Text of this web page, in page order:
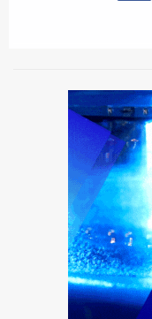
ΑΣΤΥΝΟΜΙΚΟ ΡΕΠΟΡΤΑΖ
Η ΦΩΝΗ ΣΟΥ